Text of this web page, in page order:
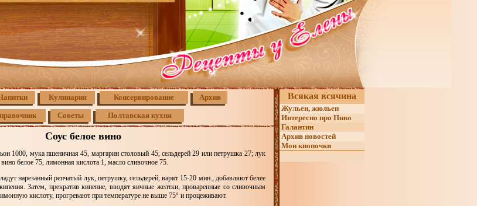
Кулинария Консервирование Архив
Советы Полтавская кухня
Соус белое вино
1000, мука пшеничная 45, маргарин столовый 45, сельдерей 29 или петрушка 27; лук
белое 75, лимонная кислота 1, масло сливочное 75.
нарезанный репчатый лук, петрушку, сельдерей, варят 15-20 мин., добавляют белее
Затем, прекратив кипение, вводят яичные желтки, проваренные со сливочным
кислоту, прогревают при температуре не выше 75° и процеживают.
Всякая всячина
Жульен, жюльен
Интересно про Пиво
Галантин
Архив новостей
Мои кнопочки